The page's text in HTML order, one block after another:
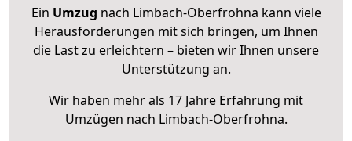
Ein Umzug nach Limbach-Oberfrohna kann viele
Herausforderungen mit sich bringen, um Ihnen
die Last zu erleichtern – bieten wir Ihnen unsere
Unterstützung an.
Wir haben mehr als 17 Jahre Erfahrung mit
Umzügen nach Limbach-Oberfrohna.